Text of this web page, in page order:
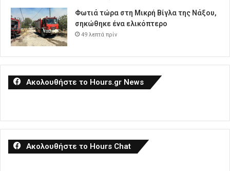
Φωτιά τώρα στη Μικρή Βίγλα της Νάξου,
σηκώθηκε ένα ελικόπτερο
49 λεπτά πρίν
Ακολουθήστε το Hours.gr News
Ακολουθήστε το Hours Chat